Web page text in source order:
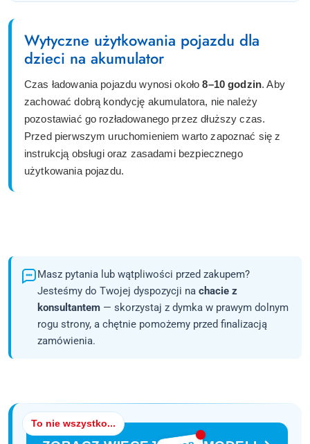
Wytyczne użytkowania pojazdu dla
dzieci na akumulator
Czas ładowania pojazdu wynosi około8–10 godzin. Aby
zachować dobrą kondycję akumulatora, nie należy
pozostawiać go rozładowanego przez dłuższy czas.
Przed pierwszym uruchomieniem warto zapoznać się z
instrukcją obsługi oraz zasadami bezpiecznego
użytkowania pojazdu.
Masz pytania lub wątpliwości przed zakupem?
Jesteśmy do Twojej dyspozycji na chacie z
konsultantem — skorzystaj z dymka w prawym dolnym
rogu strony, a chętnie pomożemy przed finalizacją
zamówienia.
To nie wszystko...